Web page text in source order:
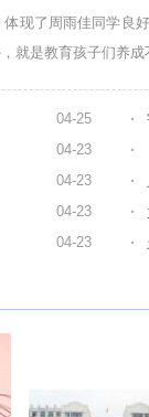
现了周雨佳同学良
就是教育孩子们养
04-25 ·
04-23
·
04-23
·
04-23
·
04-23
·